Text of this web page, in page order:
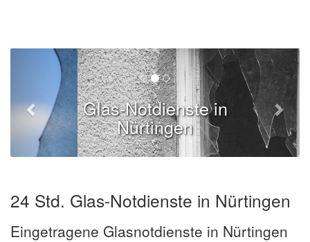
Glas-Notdienste in
Nürtingen
24 Std. Glas-Notdienste in Nürtingen
Eingetragene Glasnotdienste in Nürtingen